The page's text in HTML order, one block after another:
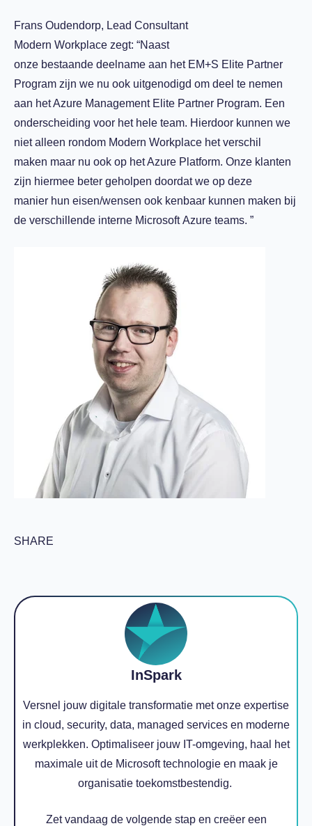
Frans Oudendorp, Lead Consultant
Modern Workplace zegt: “Naast
onze bestaande deelname aan het EM+S Elite Partner
Program zijn we nu ook uitgenodigd om deel te nemen
aan het Azure Management Elite Partner Program. Een
onderscheiding voor het hele team. Hierdoor kunnen we
niet alleen rondom Modern Workplace het verschil
maken maar nu ook op het Azure Platform. Onze klanten
zijn hiermee beter geholpen doordat we op deze
manier hun eisen/wensen ook kenbaar kunnen maken bij
de verschillende interne Microsoft Azure teams. ”
SHARE
InSpark
Versnel jouw digitale transformatie met onze expertise
in cloud, security, data, managed services en moderne
werkplekken. Optimaliseer jouw IT-omgeving, haal het
maximale uit de Microsoft technologie en maak je
organisatie toekomstbestendig.
Zet vandaag de volgende stap en creëer een